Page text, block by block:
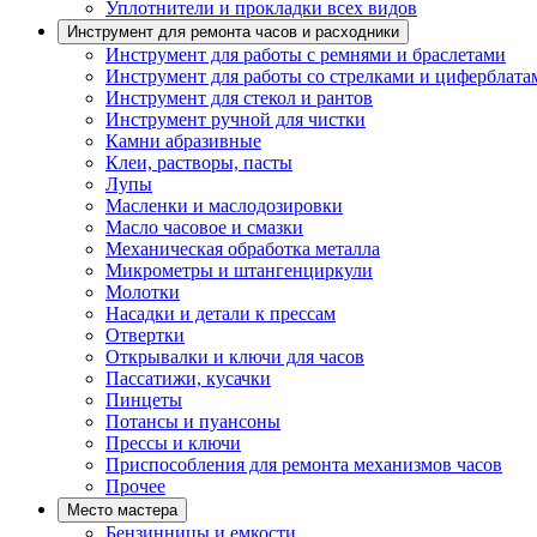
Уплотнители и прокладки всех видов
Инструмент для ремонта часов и расходники
Инструмент для работы с ремнями и браслетами
Инструмент для работы со стрелками и
Инструмент для стекол и рантов
Инструмент ручной для чистки
Камни абразивные
Клеи, растворы, пасты
Лупы
Масленки и маслодозировки
Масло часовое и смазки
Механическая обработка металла
Микрометры и штангенциркули
Молотки
Насадки и детали к прессам
Отвертки
Открывалки и ключи для часов
Пассатижи, кусачки
Пинцеты
Потансы и пуансоны
Прессы и ключи
Приспособления для ремонта механизмов часов
Прочее
Место мастера
Бензинницы и емкости